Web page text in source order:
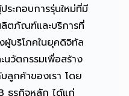
ระกอบการรุ่นใหม่ที่มี
ลิตภัณฑ์และบริการที่
บริโภคในยุคดิจิทัล
ะนวัตกรรมเพื่อสร้าง
ลูกค้าของเรา โดย
ธุรกิจหลัก ได้แก่